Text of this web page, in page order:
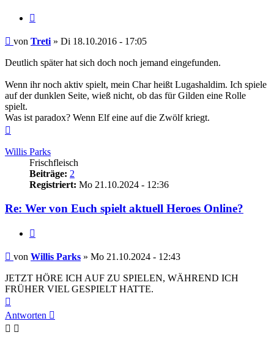
Beitrag
von Treti » Di 18.10.2016 - 17:05
Deutlich später hat sich doch noch jemand eingefunden.
Wenn ihr noch aktiv spielt, mein Char heißt Lugashaldim. Ich spiele
auf der dunklen Seite, wieß nicht, ob das für Gilden eine Rolle
spielt.
Was ist paradox? Wenn Elf eine auf die Zwölf kriegt.
Willis Parks
Frischfleisch
Beiträge: 2
Registriert: Mo 21.10.2024 - 12:36
Re: Wer von Euch spielt aktuell Heroes Online?
Beitrag
von Willis Parks » Mo 21.10.2024 - 12:43
JETZT HÖRE ICH AUF ZU SPIELEN, WÄHREND ICH
FRÜHER VIEL GESPIELT HATTE.
oben
Antworten